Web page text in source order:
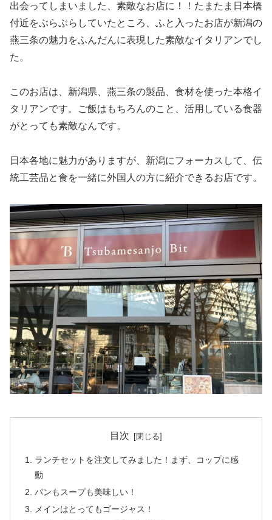
出会ってしまいました、素敵なお店に！！たまたま日本橋
付近をぶらぶらしていたところ、ふと入ったお店が新潟の
燕三条の魅力をふんだんに表現した素敵なイタリアンでし
た。
このお店は、新潟県、燕三条の製品、食材を使った本格イ
タリアンです。ご飯はもちろんのこと、活用している食器
がとっても素敵なんです。
日本各地に魅力がありますが、新潟にフォーカスして、伝
統工芸品と食を一緒に外国人の方に紹介できるお店です。
目次
ランチセットを注文してみました！まず、コップに感
動
パンもスープも美味しい！
メインはとってもゴージャス！